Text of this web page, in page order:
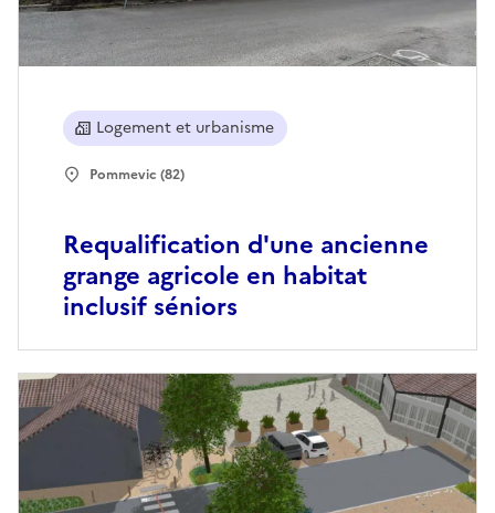
Requalification d'une ancienne
grange agricole en habitat
inclusif séniors
Logement et urbanisme
Pommevic (82)